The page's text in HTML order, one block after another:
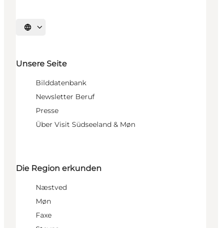
Sprache auswählen
Unsere Seite
Bilddatenbank
Newsletter Beruf
Presse
Über Visit Südseeland & Møn
Die Region erkunden
Næstved
Møn
Faxe